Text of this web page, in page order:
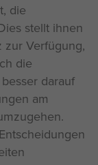
die
stellt ihnen
zur Verfügung,
die
darauf
am